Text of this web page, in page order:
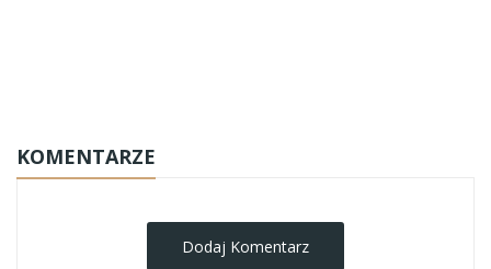
KOMENTARZE
Dodaj Komentarz